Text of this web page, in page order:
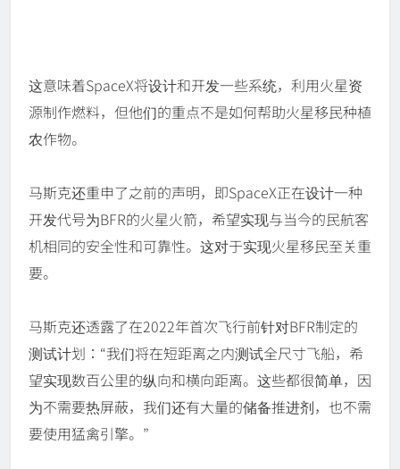
这意味着SpaceX将设计和开发一些系统，利用火星资
源制作燃料，但他们的重点不是如何帮助火星移民种植
农作物。
马斯克还重申了之前的声明，即SpaceX正在设计一种
开发代号为BFR的火星火箭，希望实现与当今的民航客
机相同的安全性和可靠性。这对于实现火星移民至关重
要。
马斯克还透露了在2022年首次飞行前针对BFR制定的
测试计划：“我们将在短距离之内测试全尺寸飞船，希
望实现数百公里的纵向和横向距离。这些都很简单，因
为不需要热屏蔽，我们还有大量的储备推进剂，也不需
要使用猛禽引擎。”